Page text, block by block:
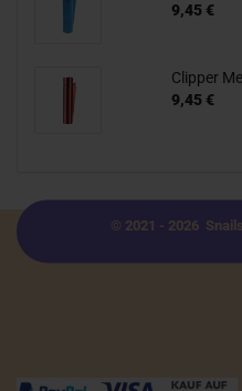
9,45 €
Clipper
9,45 €
© 2021 - 2026